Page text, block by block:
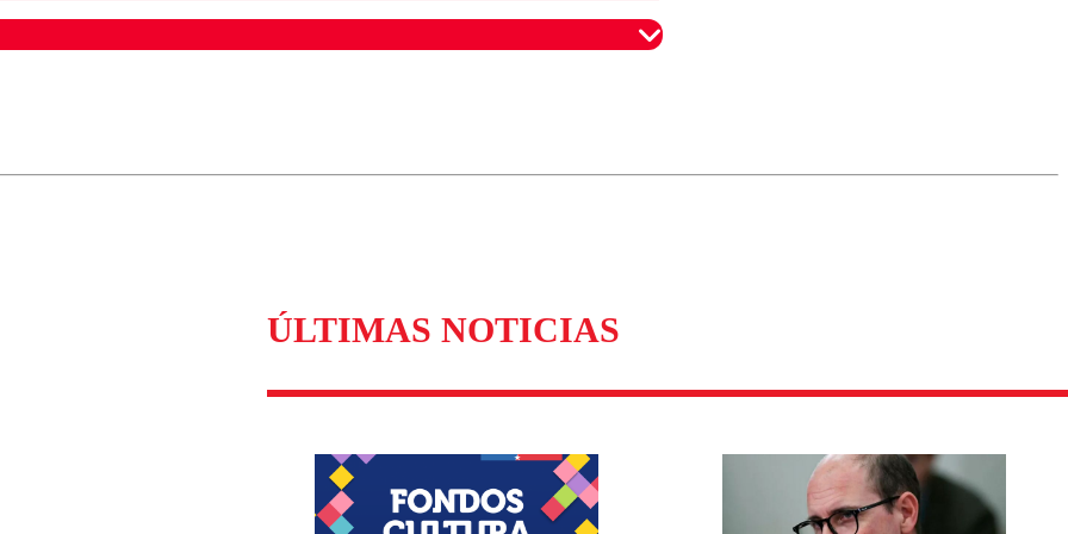
ÚLTIMAS NOTICIAS